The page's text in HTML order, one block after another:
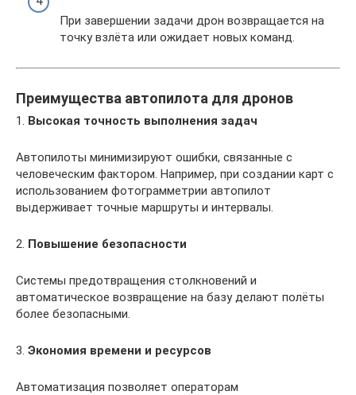
При завершении задачи дрон возвращается на
точку взлёта или ожидает новых команд.
Преимущества автопилота для дронов
1. Высокая точность выполнения задач
Автопилоты минимизируют ошибки, связанные с
человеческим фактором. Например, при создании карт с
использованием фотограмметрии автопилот
выдерживает точные маршруты и интервалы.
2. Повышение безопасности
Системы предотвращения столкновений и
автоматическое возвращение на базу делают полёты
более безопасными.
3. Экономия времени и ресурсов
Автоматизация позволяет операторам